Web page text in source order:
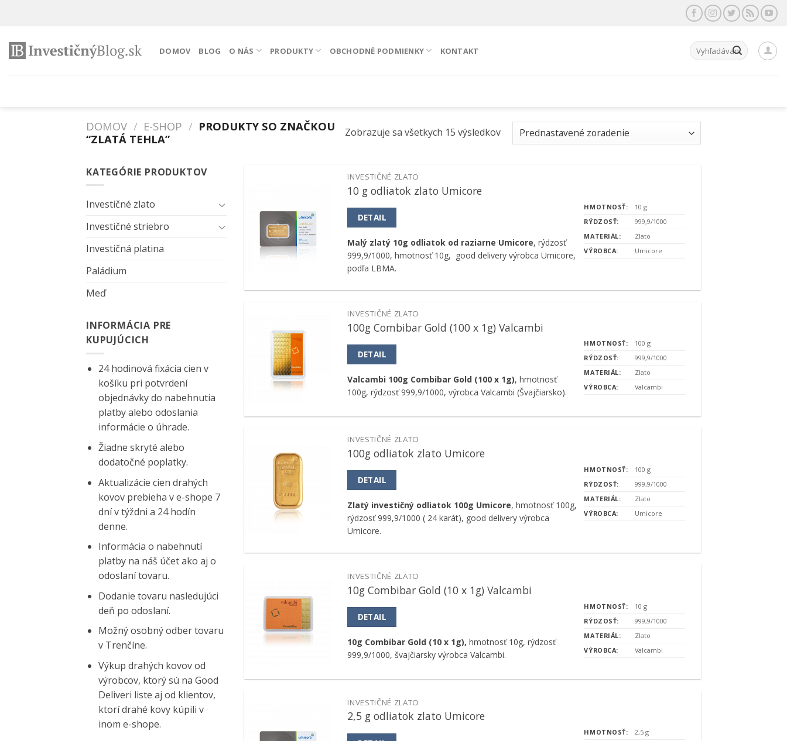
DOMOV BLOG O NÁS PRODUKTY OBCHODNÉ PODMIENKY KONTAKT Hľadať:
DOMOV / E-SHOP / PRODUKTY SO ZNAČKOU
“ZLATÁ TEHLA”
Zobrazuje sa všetkych 15 výsledkov
KATEGÓRIE PRODUKTOV
Investičné zlato
Investičné striebro
Investičná platina
Paládium
Meď
INFORMÁCIA PRE
KUPUJÚCICH
24 hodinová fixácia cien v
košíku pri potvrdení
objednávky do nabehnutia
platby alebo odoslania
informácie o úhrade.
Žiadne skryté alebo
dodatočné poplatky.
Aktualizácie cien drahých
kovov prebieha v e-shope 7
dní v týždni a 24 hodín
denne.
Informácia o nabehnutí
platby na náš účet ako aj o
odoslaní tovaru.
Dodanie tovaru nasledujúci
deň po odoslaní.
Možný osobný odber tovaru
v Trenčíne.
Výkup drahých kovov od
výrobcov, ktorý sú na Good
Deliveri liste aj od klientov,
ktorí drahé kovy kúpili v
inom e-shope.
INVESTIČNÉ ZLATO
10 g odliatok zlato Umicore
DETAIL
Malý zlatý 10g odliatok od raziarne Umicore, rýdzosť
999,9/1000, hmotnosť 10g, good delivery výrobca Umicore,
podľa LBMA.
HMOTNOSŤ:
10 g
RÝDZOSŤ:
999,9/1000
MATERIÁL:
Zlato
VÝROBCA:
Umicore
Pridať k
obľúbeným
INVESTIČNÉ ZLATO
100g Combibar Gold (100 x 1g) Valcambi
DETAIL
Valcambi 100g Combibar Gold (100 x 1g), hmotnosť
100g, rýdzosť 999,9/1000, výrobca Valcambi (Švajčiarsko).
HMOTNOSŤ:
100 g
RÝDZOSŤ:
999,9/1000
MATERIÁL:
Zlato
VÝROBCA:
Valcambi
Pridať k
obľúbeným
INVESTIČNÉ ZLATO
100g odliatok zlato Umicore
DETAIL
Zlatý investičný odliatok 100g Umicore, hmotnosť 100g,
rýdzosť 999,9/1000 ( 24 karát), good delivery výrobca
Umicore.
HMOTNOSŤ:
100 g
RÝDZOSŤ:
999,9/1000
MATERIÁL:
Zlato
VÝROBCA:
Umicore
Pridať k
obľúbeným
INVESTIČNÉ ZLATO
10g Combibar Gold (10 x 1g) Valcambi
DETAIL
10g Combibar Gold (10 x 1g),hmotnosť 10g, rýdzosť
999,9/1000, švajčiarsky výrobca Valcambi.
HMOTNOSŤ:
10 g
RÝDZOSŤ:
999,9/1000
MATERIÁL:
Zlato
VÝROBCA:
Valcambi
obľúbeným
INVESTIČNÉ ZLATO
2,5 g odliatok zlato Umicore
HMOTNOSŤ:
2,5 g